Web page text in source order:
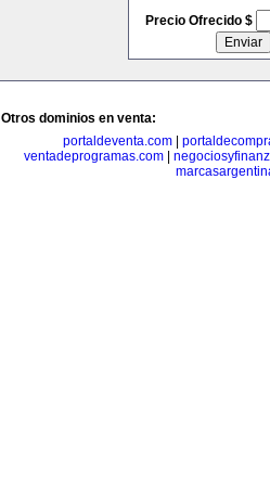
Precio Ofrecido $
Otros dominios en venta:
portaldeventa.com
ventadeprogramas.com|